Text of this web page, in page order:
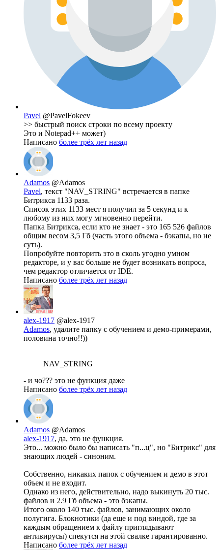
Pavel @PavelFokeev
>> быстрый поиск строки по всему проекту
Это и Notepad++ может)
Написано более трёх лет назад
Adamos @Adamos
Pavel, текст "NAV_STRING" встречается в папке
Битрикса 1133 раза.
Список этих 1133 мест я получил за 5 секунд и к
любому из них могу мгновенно перейти.
Папка Битрикса, если кто не знает - это 165 526 файлов
общим весом 3,5 Гб (часть этого объема - бэкапы, но не
суть).
Попробуйте повторить это в сколь угодно умном
редакторе, и у вас больше не будет возникать вопроса,
чем редактор отличается от IDE.
Написано более трёх лет назад
alex-1917 @alex-1917
Adamos, удалите папку с обучением и демо-примерами,
половина точно!!))
NAV_STRING
- и чо??? это не функция даже
Написано более трёх лет назад
Adamos @Adamos
alex-1917, да, это не функция.
Это... можно было бы написать "п...ц", но "Битрикс" для
знающих людей - синоним.
Собственно, никаких папок с обучением и демо в этот
объем и не входит.
Однако из него, действительно, надо выкинуть 20 тыс.
файлов и 2.9 Гб объема - это бэкапы.
Итого около 140 тыс. файлов, занимающих около
полугига. Блокнотики (да еще и под виндой, где за
каждым обращением к файлу приглядывают
антивирусы) спекутся на этой свалке гарантированно.
Написано более трёх лет назад